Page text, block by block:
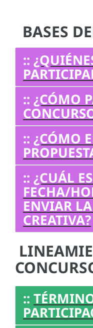
BASES
::
:: ¿CÓMO
:: ¿CÓMO
:: ¿CUÁL
FECHA/
ENVIAR
CREATIVA?
::